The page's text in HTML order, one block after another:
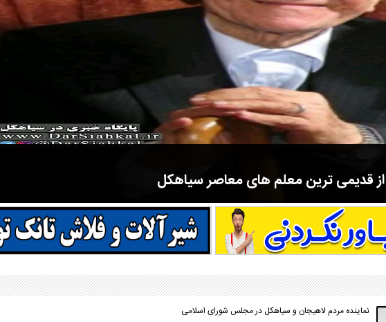
قدیمی ترین معلم های معاصر سیاهکل
مرحوم ملک زاده از سال ۱۳۲۷ شروع به تدریس در مدارس سیاهکل کرد و در ۳۱ سال خدمت خود، علاوه بر تدریس در کلاس اول، معلم نهضت
نیز بود و در سال ۱۳۵۸ بازنشست شد.
نماینده مردم لاهیجان و سیاهکل در مجلس شورای اسلامی